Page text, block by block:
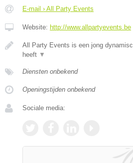
E-mail › All Party Events
Website: http://www.allpartyevents.be
All Party Events is een jong
heeft ▼
Diensten onbekend
Openingstijden onbekend
Sociale media: